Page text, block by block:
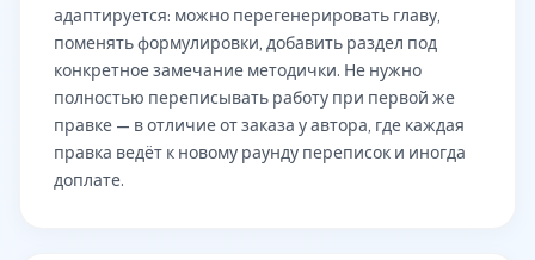
адаптируется: можно перегенерировать главу,
поменять формулировки, добавить раздел под
конкретное замечание методички. Не нужно
полностью переписывать работу при первой же
правке — в отличие от заказа у автора, где каждая
правка ведёт к новому раунду переписок и иногда
доплате.